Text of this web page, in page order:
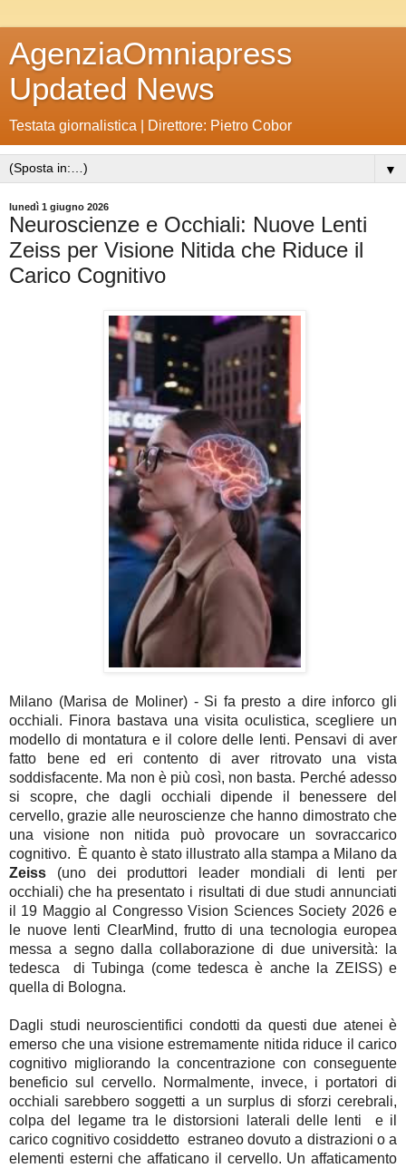
AgenziaOmniapress
Updated News
Testata giornalistica | Direttore: Pietro Cobor
▼
lunedì 1 giugno 2026
Neuroscienze e Occhiali: Nuove Lenti
Zeiss per Visione Nitida che Riduce il
Carico Cognitivo
Milano (Marisa de Moliner) - Si fa presto a dire inforco gli
occhiali. Finora bastava una visita oculistica, scegliere un
modello di montatura e il colore delle lenti. Pensavi di aver
fatto bene ed eri contento di aver ritrovato una vista
soddisfacente. Ma non è più così, non basta. Perché adesso
si scopre, che dagli occhiali dipende il benessere del
cervello, grazie alle neuroscienze che hanno dimostrato che
una visione non nitida può provocare un sovraccarico
Zeiss (uno dei produttori leader mondiali di lenti per
occhiali) che ha presentato i risultati di due studi annunciati
il 19 Maggio al Congresso Vision Sciences Society 2026 e
le nuove lenti ClearMind, frutto di una tecnologia europea
messa a segno dalla collaborazione di due università: la
tedesca  di Tubinga (come tedesca è anche la ZEISS) e
quella di Bologna.
Dagli studi neuroscientifici condotti da questi due atenei è
emerso che una visione estremamente nitida riduce il carico
cognitivo migliorando la concentrazione con conseguente
beneficio sul cervello. Normalmente, invece, i portatori di
occhiali sarebbero soggetti a un surplus di sforzi cerebrali,
colpa del legame tra le distorsioni laterali delle lenti  e il
carico cognitivo cosiddetto  estraneo dovuto a distrazioni o a
elementi esterni che affaticano il cervello. Un affaticamento